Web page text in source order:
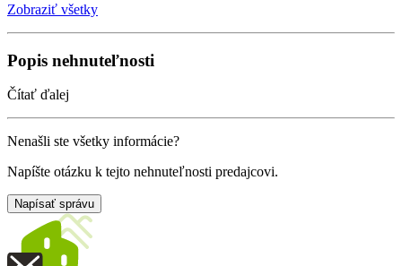
Zobraziť všetky
Popis nehnuteľnosti
Čítať ďalej
Nenašli ste všetky informácie?
Napíšte otázku k tejto nehnuteľnosti predajcovi.
Napísať správu